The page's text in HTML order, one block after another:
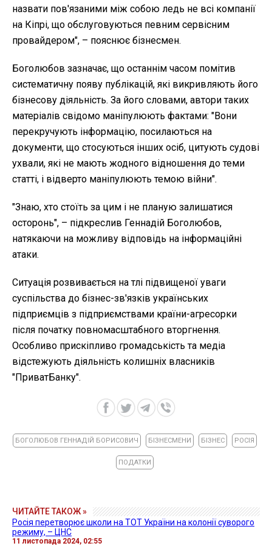
назвати пов'язаними між собою ледь не всі компанії
на Кіпрі, що обслуговуються певним сервісним
провайдером", – пояснює бізнесмен.
Боголюбов зазначає, що останнім часом помітив
систематичну появу публікацій, які викривляють його
бізнесову діяльність. За його словами, автори таких
матеріалів свідомо маніпулюють фактами: "Вони
перекручують інформацію, посилаються на
документи, що стосуються інших осіб, цитують судові
ухвали, які не мають жодного відношення до теми
статті, і відверто маніпулюють темою війни".
"Знаю, хто стоїть за цим і не планую залишатися
осторонь", – підкреслив Геннадій Боголюбов,
натякаючи на можливу відповідь на інформаційні
атаки.
Ситуація розвивається на тлі підвищеної уваги
суспільства до бізнес-зв'язків українських
підприємців з підприємствами країни-агресорки
після початку повномасштабного вторгнення.
Особливо прискіпливо громадськість та медіа
відстежують діяльність колишніх власників
"ПриватБанку".
БОГОЛЮБОВ ГЕННАДІЙ БОРИСОВИЧ БІЗНЕСМЕНИ БІЗНЕС РОСІЯ
ПОДАТКИ
ЧИТАЙТЕ ТАКОЖ »
Росія перетворює школи на ТОТ України на колонії суворого
режиму, – ЦНС
11 листопада 2024, 02:55